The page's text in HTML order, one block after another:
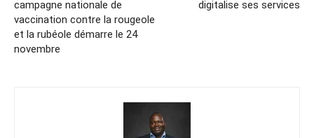
campagne nationale de
vaccination contre la rougeole
et la rubéole démarre le 24
novembre
digitalise ses services